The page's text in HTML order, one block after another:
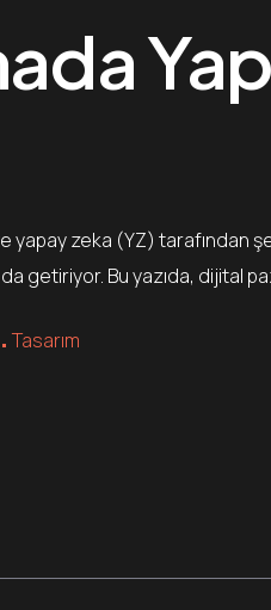
yapay zeka (YZ)
getiriyor. Bu yazıda, dijital
Tasarım